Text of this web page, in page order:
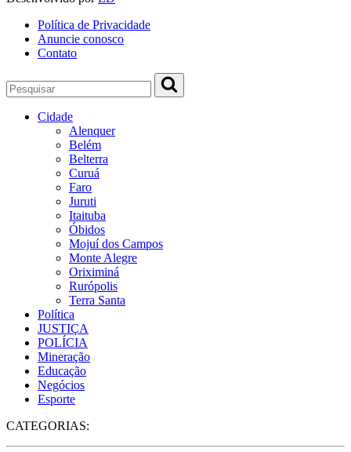
Política de Privacidade
Anuncie conosco
Contato
Cidade
Alenquer
Belém
Belterra
Curuá
Faro
Juruti
Itaituba
Óbidos
Mojuí dos Campos
Monte Alegre
Oriximiná
Rurópolis
Terra Santa
Política
JUSTIÇA
POLÍCIA
Mineração
Educação
Negócios
Esporte
CATEGORIAS: